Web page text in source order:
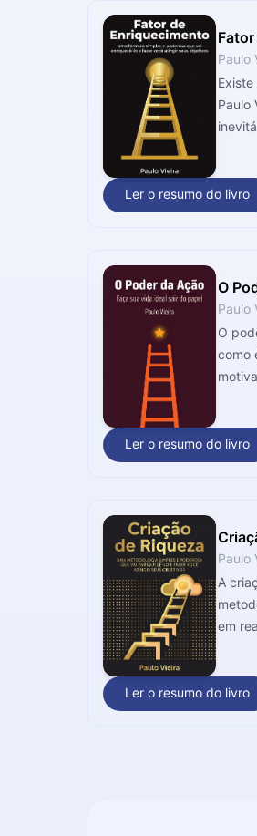
Paulo
Paulo
Ler o resumo do livro
O
Paulo
O
como
Ler o resumo do livro
Paulo
A
em
Ler o resumo do livro